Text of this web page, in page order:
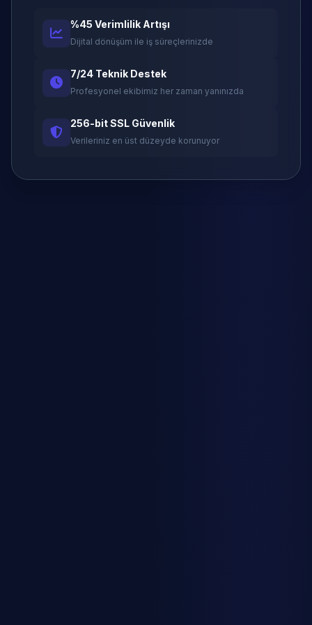
%45 Verimlilik Artışı
Dijital dönüşüm ile iş süreçlerinizde
7/24 Teknik Destek
Profesyonel ekibimiz her zaman yanınızda
256-bit SSL Güvenlik
Verileriniz en üst düzeyde korunuyor